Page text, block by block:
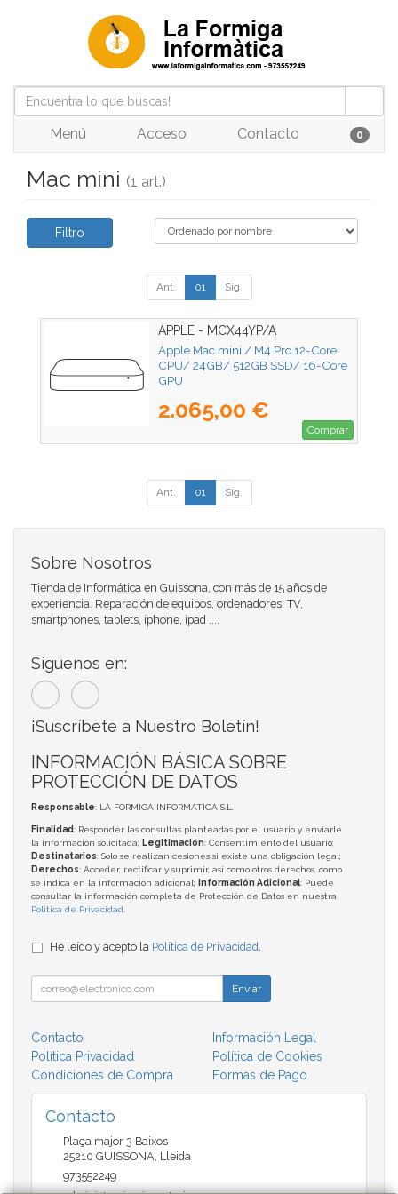
Menú Acceso Contacto 0
Mac mini (1 art.)
Filtro
Ant. 01 Sig.
APPLE - MCX44YP/A
Apple Mac mini / M4 Pro 12-Core
CPU/ 24GB/ 512GB SSD/ 16-Core
GPU
2.065,00 €
Comprar
Ant. 01 Sig.
Sobre Nosotros
Tienda de Informática en Guissona, con más de 15 años de
experiencia. Reparación de equipos, ordenadores, TV,
smartphones, tablets, iphone, ipad ....
Síguenos en:
¡Suscríbete a Nuestro Boletín!
INFORMACIÓN BÁSICA SOBRE
PROTECCIÓN DE DATOS
Responsable: LA FORMIGA INFORMATICA S.L.
Finalidad: Responder las consultas planteadas por el usuario y enviarle
la información solicitada; Legitimación: Consentimiento del usuario;
Destinatarios: Solo se realizan cesiones si existe una obligación legal;
Derechos: Acceder, rectificar y suprimir, así como otros derechos, como
se indica en la información adicional;
Información Adicional: Puede
consultar la información completa de Protección de Datos en nuestra
Política de Privacidad
He leído y acepto la Política de Privacidad.
Enviar
Contacto
Información Legal
Política Privacidad
Política de Cookies
Condiciones de Compra
Formas de Pago
Contacto
Plaça major 3 Baixos
25210 GUISSONA, Lleida
973552249